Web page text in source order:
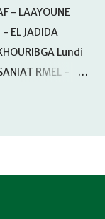
- LAAYOUNE
EL JADIDA
Lundi
RMEL -
au